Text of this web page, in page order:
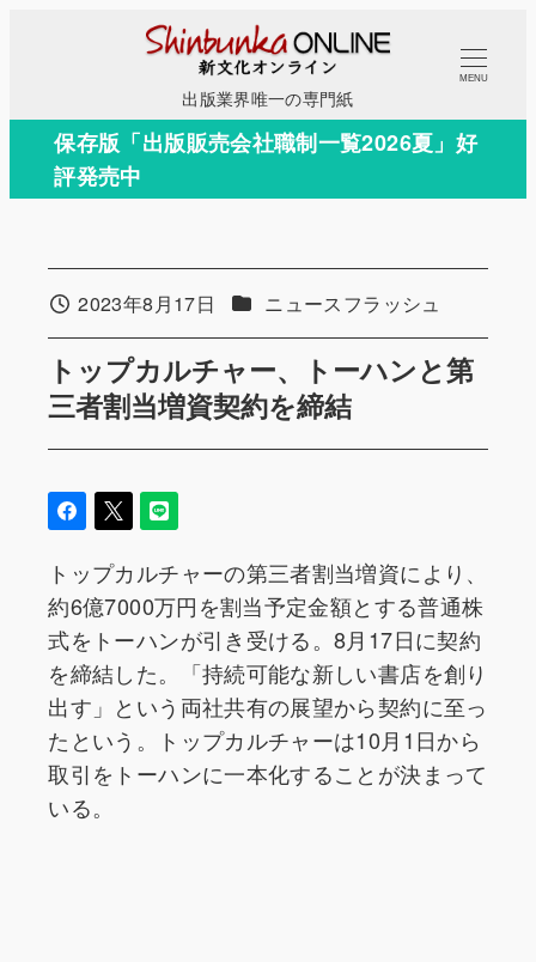
コ
テ
出版業界唯一の専門紙
MENU
保存版「出版販売会社職制一覧2026夏」好
評発売中
トップカルチャー、トーハンと第
三者割当増資契約を締結
投稿日2023年8月17日 カテゴリー
ニュースフラッシュ
トップカルチャーの第三者割当増資により、
約6億7000万円を割当予定金額とする普通株
式をトーハンが引き受ける。8月17日に契約
を締結した。「持続可能な新しい書店を創り
出す」という両社共有の展望から契約に至っ
たという。トップカルチャーは10月1日から
取引をトーハンに一本化することが決まって
いる。